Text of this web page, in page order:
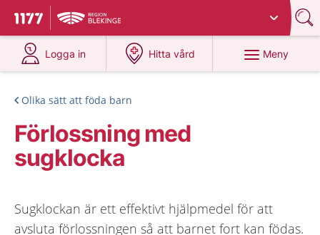
Till startsidan för 1177
Du har valt region
Logga in
på 1177.se
Hitta vård
på 1177.se
Meny
Olika sätt att föda barn
Förlossning med
sugklocka
Sugklockan är ett effektivt hjälpmedel för att
avsluta förlossningen så att barnet fort kan födas.